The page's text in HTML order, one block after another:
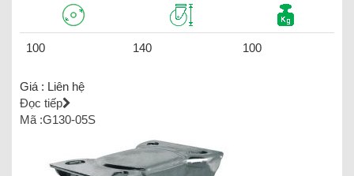
100 140 100
Giá : Liên hệ
Đọc tiếp
Mã :G130-05S